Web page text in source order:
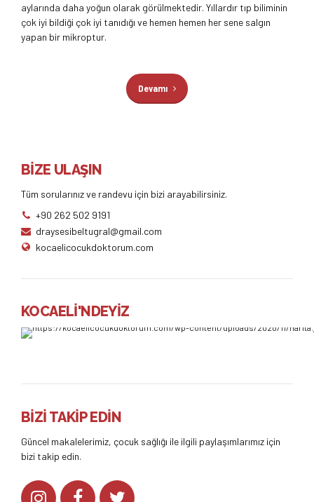
aylarında daha yoğun olarak görülmektedir. Yıllardır tıp biliminin
çok iyi bildiği çok iyi tanıdığı ve hemen hemen her sene salgın
yapan bir mikroptur.
Devamı
BİZE ULAŞIN
Tüm sorularınız ve randevu için bizi arayabilirsiniz.
+90 262 502 9191
draysesibeltugral@gmail.com
kocaelicocukdoktorum.com
KOCAELİ'NDEYİZ
BİZİ TAKİP EDİN
Güncel makalelerimiz, çocuk sağlığı ile ilgili paylaşımlarımız için
bizi takip edin.